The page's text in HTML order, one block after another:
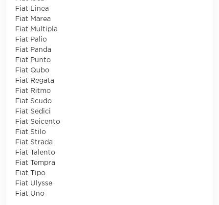
Fiat Linea
Fiat Marea
Fiat Multipla
Fiat Palio
Fiat Panda
Fiat Punto
Fiat Qubo
Fiat Regata
Fiat Ritmo
Fiat Scudo
Fiat Sedici
Fiat Seicento
Fiat Stilo
Fiat Strada
Fiat Talento
Fiat Tempra
Fiat Tipo
Fiat Ulysse
Fiat Uno